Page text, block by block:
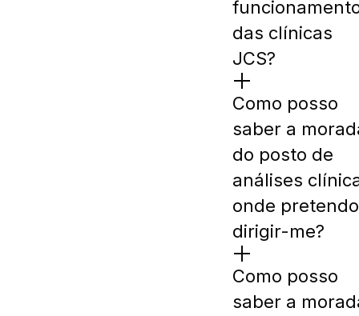
das clínicas
JCS?
Como posso
saber a
do posto de
análises
onde pretendo
dirigir-me?
Como posso
saber a